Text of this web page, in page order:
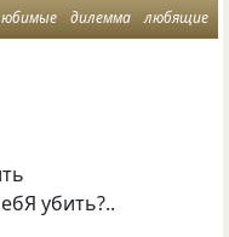
дилемма любящие
убить?..